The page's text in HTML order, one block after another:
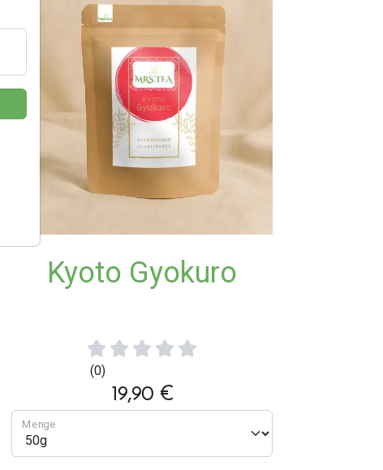
Kyoto Gyokuro
(0)
19,90 €
Menge